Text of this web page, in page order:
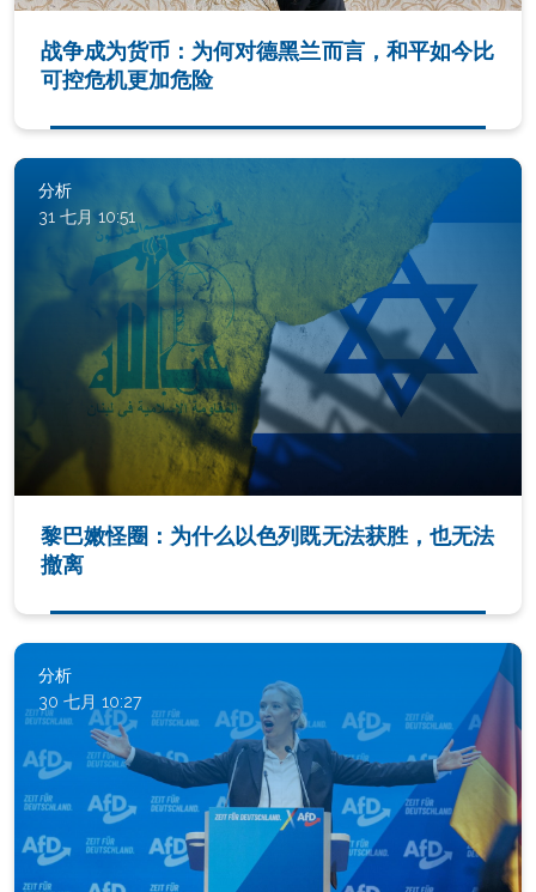
战争成为货币：为何对德黑兰而言，和平如今比
可控危机更加危险
分析
31 七月 10:51
黎巴嫩怪圈：为什么以色列既无法获胜，也无法
撤离
分析
30 七月 10:27